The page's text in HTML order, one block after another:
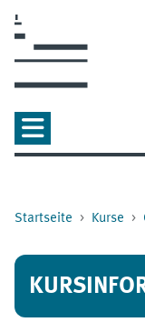
Startseite Kurse